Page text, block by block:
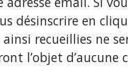
désinscrire en
recueillies ne
l’objet